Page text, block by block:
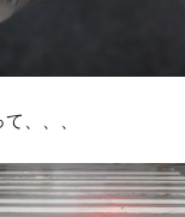
、、、